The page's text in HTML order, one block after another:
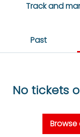
Track and
Past
No tickets